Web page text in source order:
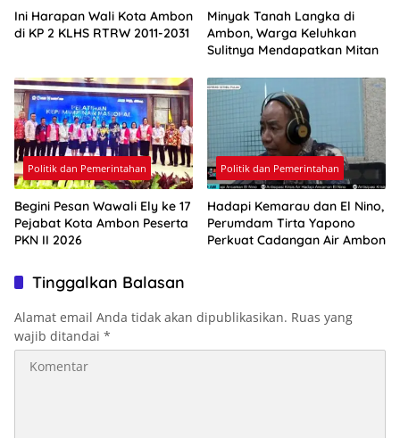
Ini Harapan Wali Kota Ambon
di KP 2 KLHS RTRW 2011-2031
Minyak Tanah Langka di
Ambon, Warga Keluhkan
Sulitnya Mendapatkan Mitan
Politik dan Pemerintahan
Begini Pesan Wawali Ely ke 17
Pejabat Kota Ambon Peserta
PKN II 2026
Politik dan Pemerintahan
Hadapi Kemarau dan El Nino,
Perumdam Tirta Yapono
Perkuat Cadangan Air Ambon
Tinggalkan Balasan
Alamat email Anda tidak akan dipublikasikan. Ruas yang
wajib ditandai *